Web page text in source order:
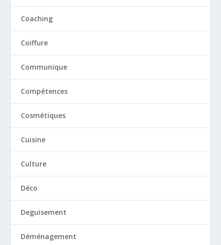
Coaching
Coiffure
Communique
Compétences
Cosmétiques
Cuisine
Culture
Déco
Deguisement
Déménagement